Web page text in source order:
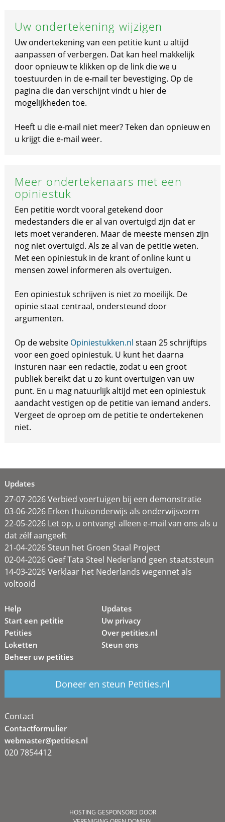
Uw ondertekening wijzigen
Uw ondertekening van een petitie kunt u altijd
aanpassen of verbergen. Dat kan heel makkelijk
door opnieuw te klikken op de link die we u
toestuurden in de e-mail ter bevestiging. Op de
pagina die dan verschijnt vindt u hier de
mogelijkheden toe.
Heeft u die e-mail niet meer? Teken dan opnieuw en
u krijgt die e-mail weer.
Meer ondertekenaars met een
opiniestuk
Een petitie wordt vooral getekend door
medestanders die er al van overtuigd zijn dat er
iets moet veranderen. Maar de meeste mensen zijn
nog niet overtuigd. Als ze al van de petitie weten.
Met een opiniestuk in de krant of online kunt u
mensen zowel informeren als overtuigen.
Een opiniestuk schrijven is niet zo moeilijk. De
opinie staat centraal, ondersteund door
argumenten.
Op de website Opiniestukken.nl staan 25 schrijftips
voor een goed opiniestuk. U kunt het daarna
insturen naar een redactie, zodat u een groot
publiek bereikt dat u zo kunt overtuigen van uw
punt. En u mag natuurlijk altijd met een opiniestuk
aandacht vestigen op de petitie van iemand anders.
Vergeet de oproep om de petitie te ondertekenen
niet.
Updates
27-07-2026 Verbied voertuigen bij een demonstratie
03-06-2026 Erken thuisonderwijs als onderwijsvorm
22-05-2026 Let op, u ontvangt alleen e-mail van ons als u
dat zélf aangeeft
21-04-2026 Steun het Groen Staal Project
02-04-2026 Geef Tata Steel Nederland geen staatssteun
14-03-2026 Verklaar het Nederlands wegennet als
voltooid
Help
Start een petitie
Petities
Loketten
Beheer uw petities
Updates
Uw privacy
Over petities.nl
Steun ons
Doneer en steun Petities.nl
Contact
Contactformulier
webmaster@petities.nl
020 7854412
HOSTING GESPONSORD DOOR